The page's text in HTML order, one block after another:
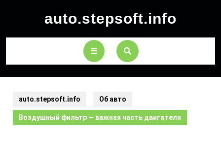
auto.stepsoft.info
auto.stepsoft.info Об авто
Воздушный фильтр — важная часть двигателя